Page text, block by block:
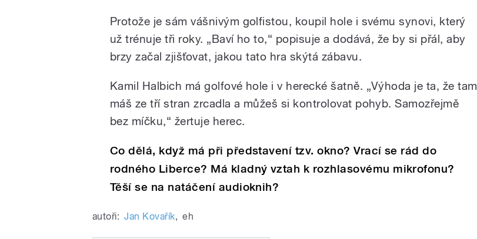
Protože je sám vášnivým golfistou, koupil hole i svému synovi, který
už trénuje tři roky. „Baví ho to,“ popisuje a dodává, že by si přál, aby
brzy začal zjišťovat, jakou tato hra skýtá zábavu.
Kamil Halbich má golfové hole i v herecké šatně. „Výhoda je ta, že tam
máš ze tří stran zrcadla a můžeš si kontrolovat pohyb. Samozřejmě
bez míčku,“ žertuje herec.
Co dělá, když má při představení tzv. okno? Vrací se rád do
rodného Liberce? Má kladný vztah k rozhlasovému mikrofonu?
Těší se na natáčení audioknih?
autoři: Jan Kovařík, eh